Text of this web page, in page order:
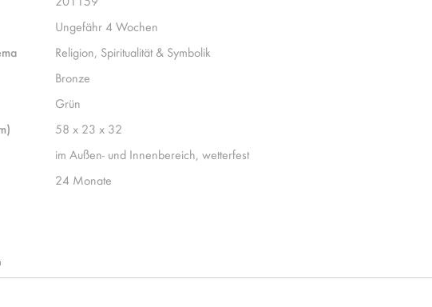
Ungefähr 4 Wochen
Religion, Spiritualität & Symbolik
Bronze
Grün
58 x 23 x 32
im Außen- und Innenbereich, wetterfest
24 Monate